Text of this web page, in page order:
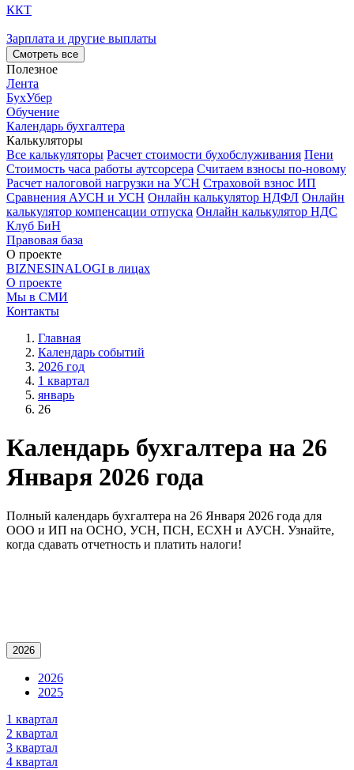
ККТ
Зарплата и другие выплаты
Смотреть все
Полезное
Лента
БухУбер
Обучение
Календарь бухгалтера
Калькуляторы
Все калькуляторы Расчет стоимости бухобслуживания Пени
Стоимость часа работы аутсорсера Считаем взносы по-новому
Расчет налоговой нагрузки на УСН Страховой взнос ИП
Сравнения АУСН и УСН Онлайн калькулятор НДФЛ Онлайн
калькулятор компенсации отпуска Онлайн калькулятор НДС
Клуб БиН
Правовая база
О проекте
BIZNESINALOGI в лицах
О проекте
Мы в СМИ
Контакты
Главная
Календарь событий
2026 год
1 квартал
январь
26
Календарь бухгалтера на 26
Января 2026 года
Полный календарь бухгалтера на 26 Января 2026 года для
OOO и ИП на ОСНО, УСН, ПСН, ЕСХН и АУСН. Узнайте,
когда сдавать отчетность и платить налоги!
2026
2026
2025
1 квартал
2 квартал
3 квартал
4 квартал